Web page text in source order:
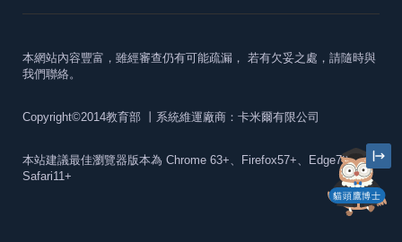
貓頭鷹博士
本網站內容豐富，雖經審查仍有可能疏漏， 若有欠妥之處，請隨時與
我們聯絡。
Copyright©2014教育部 丨系統維運廠商：卡米爾有限公司
本站建議最佳瀏覽器版本為 Chrome 63+、Firefox57+、Edge79+及
Safari11+